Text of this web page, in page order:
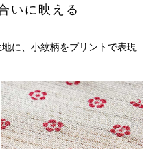
いに映える
に、小紋柄をプリントで表現